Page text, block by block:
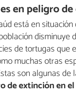
en peligro
está en situación
disminuye
de tortugas que
muchas otras
son algunas de
de extinción en